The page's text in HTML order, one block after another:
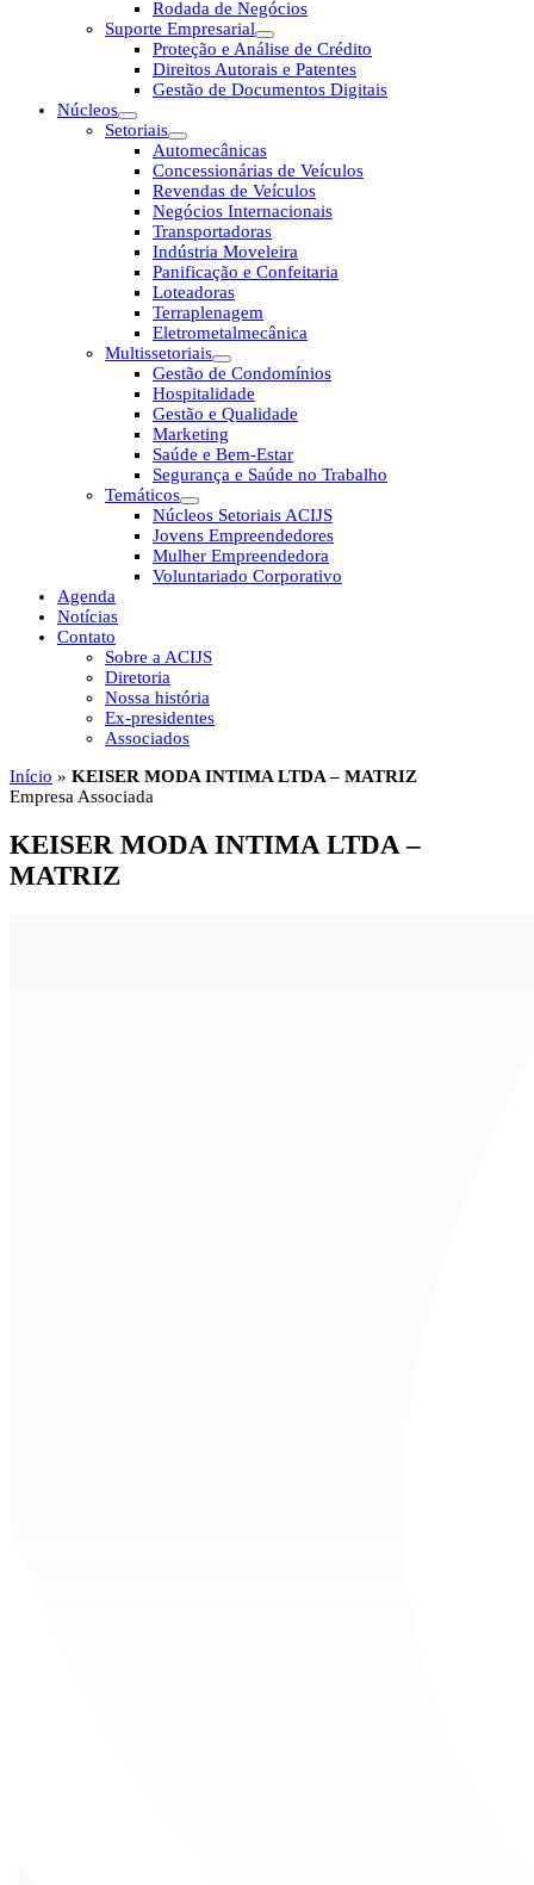
Rodada de Negócios
Suporte Empresarial
Proteção e Análise de Crédito
Direitos Autorais e Patentes
Gestão de Documentos Digitais
Núcleos
Setoriais
Automecânicas
Concessionárias de Veículos
Revendas de Veículos
Negócios Internacionais
Transportadoras
Indústria Moveleira
Panificação e Confeitaria
Loteadoras
Terraplenagem
Eletrometalmecânica
Multissetoriais
Gestão de Condomínios
Hospitalidade
Gestão e Qualidade
Marketing
Saúde e Bem-Estar
Segurança e Saúde no Trabalho
Temáticos
Núcleos Setoriais ACIJS
Jovens Empreendedores
Mulher Empreendedora
Voluntariado Corporativo
Agenda
Notícias
Contato
Sobre a ACIJS
Diretoria
Nossa história
Ex-presidentes
Associados
Início » KEISER MODA INTIMA LTDA – MATRIZ
Empresa Associada
KEISER MODA INTIMA LTDA –
MATRIZ